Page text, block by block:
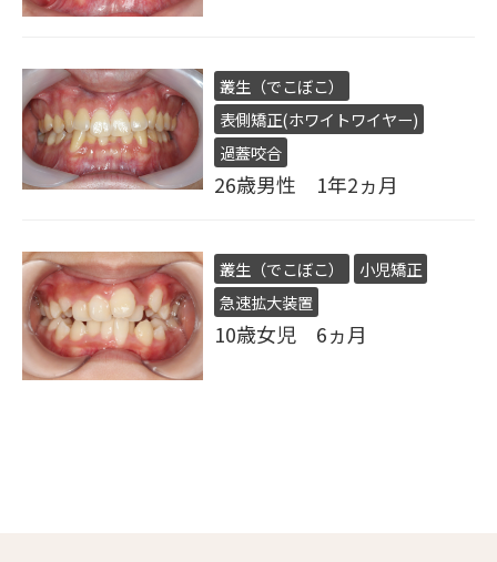
叢生（でこぼこ）
表側矯正(ホワイトワイヤー)
過蓋咬合
26歳男性 1年2ヵ月
叢生（でこぼこ）
小児矯正
急速拡大装置
10歳女児 6ヵ月